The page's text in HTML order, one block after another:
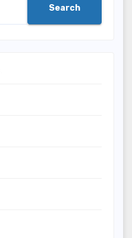
Search